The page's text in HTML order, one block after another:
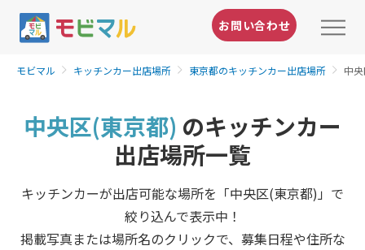
お問い合わせ
モビマル キッチンカー出店場所 東京都のキッチンカー出店場所 中
中央区(東京都) のキッチンカー
出店場所一覧
キッチンカーが出店可能な場所を「中央区(東京都)」で
絞り込んで表示中！
掲載写真または場所名のクリックで、募集日程や住所な